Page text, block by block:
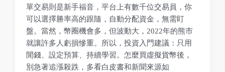
單交易則是新手福音，平台上有數千位交易員，你
可以選擇勝率高的跟隨，自動分配資金，無需盯
盤。當然，幣圈機會多，但波動大，2022年的熊市
就讓許多人虧損慘重。所以，投資入門建議：只用
閒錢、設定預算、持續學習。怎麼買虛擬貨幣後，
別急著追漲殺跌，多看白皮書和新聞來源如